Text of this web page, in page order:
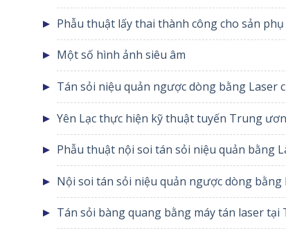
phẫu thuật tuyến giáp
Phẫu thuật lấy
Một số hình ảnh siêu âm
Tán sỏi niệu quản ngược dòng bằng Laser
Lạc
Yên Lạc thực hiện kỹ thuật tuyến Trung
Phẫu thuật nội soi tán sỏi niệu quản bằng
Nội soi tán sỏi niệu quản ngược dòng bằng
Tán sỏi bàng quang bằng máy tán laser tại